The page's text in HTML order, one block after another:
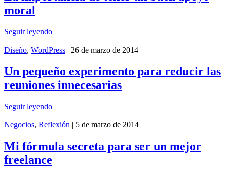
moral
Seguir leyendo
Diseño, WordPress | 26 de marzo de 2014
Un pequeño experimento para reducir las
reuniones innecesarias
Seguir leyendo
Negocios, Reflexión | 5 de marzo de 2014
Mi fórmula secreta para ser un mejor
freelance